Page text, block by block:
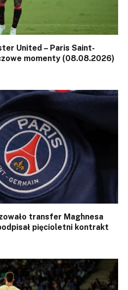
United – Paris Saint-
momenty (08.08.2026)
transfer Maghnesa
pięcioletni kontrakt